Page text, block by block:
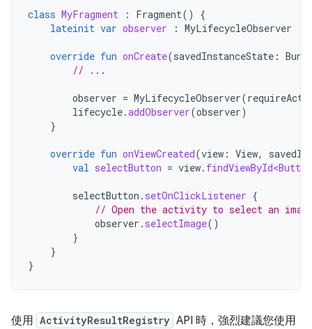
class MyFragment : Fragment()
{
lateinit var observer : MyLifecycleObserver
override fun onCreate(savedInstanceState :
// ...
observer = MyLifecycleObserver(
lifecycle.addObserver(observer)
}
override fun onViewCreated(view : View,
val selectButton = view. findViewById<Button
selectButton . setOnClickListener {
// Open the activity to select an
observer . selectImage()
}
}
}
使用 ActivityResultRegistry API 時，強烈建議您使用